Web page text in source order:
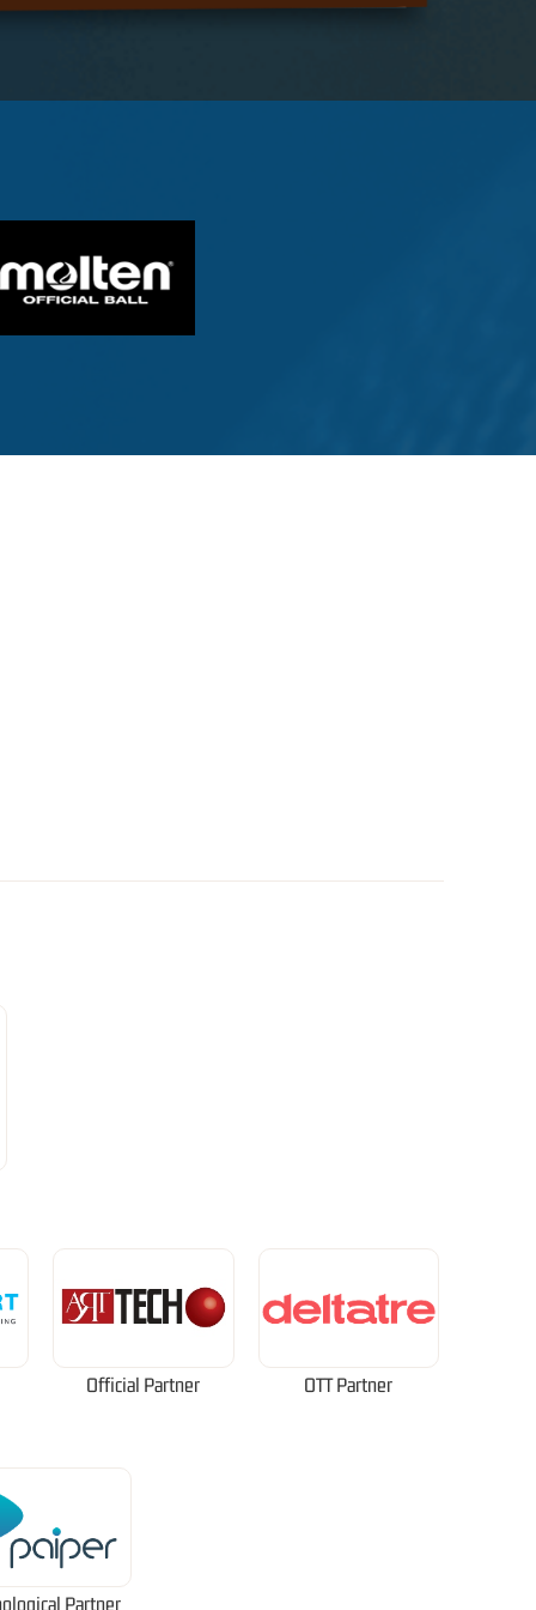
Official Partner OTT Partner
Partner